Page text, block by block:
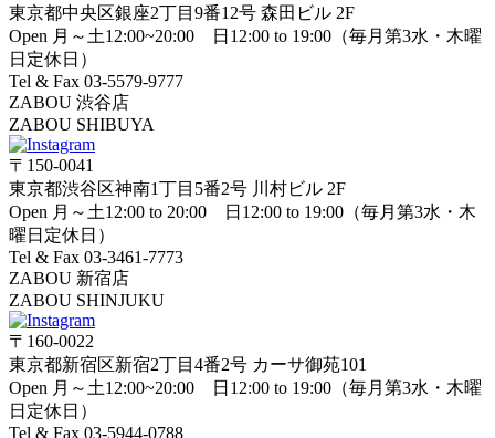
東京都中央区銀座2丁目9番12号 森田ビル 2F
Open 月～土12:00~20:00 日12:00 to 19:00（毎月第3水・木曜
日定休日）
Tel & Fax 03-5579-9777
ZABOU 渋谷店
ZABOU SHIBUYA
〒150-0041
東京都渋谷区神南1丁目5番2号 川村ビル 2F
Open 月～土12:00 to 20:00 日12:00 to 19:00（毎月第3水・木
曜日定休日）
Tel & Fax 03-3461-7773
ZABOU 新宿店
ZABOU SHINJUKU
〒160-0022
東京都新宿区新宿2丁目4番2号 カーサ御苑101
Open 月～土12:00~20:00 日12:00 to 19:00（毎月第3水・木曜
日定休日）
Tel & Fax 03-5944-0788